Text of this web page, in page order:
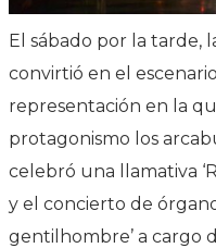
El sábado por la tarde,
convirtió en el
representación en la
protagonismo los
celebró una llamativa
y el concierto de
gentilhombre’ a cargo